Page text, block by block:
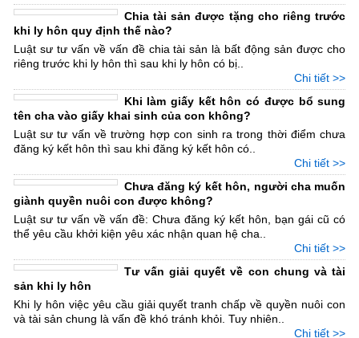
Chia tài sản được tặng cho riêng trước
khi ly hôn quy định thế nào?
Luật sư tư vấn về vấn đề chia tài sản là bất động sản được cho
riêng trước khi ly hôn thì sau khi ly hôn có bị..
Chi tiết >>
Khi làm giấy kết hôn có được bổ sung
tên cha vào giấy khai sinh của con không?
Luật sư tư vấn về trường hợp con sinh ra trong thời điểm chưa
đăng ký kết hôn thì sau khi đăng ký kết hôn có..
Chi tiết >>
Chưa đăng ký kết hôn, người cha muốn
giành quyền nuôi con được không?
Luật sư tư vấn về vấn đề: Chưa đăng ký kết hôn, bạn gái cũ có
thể yêu cầu khởi kiện yêu xác nhận quan hệ cha..
Chi tiết >>
Tư vấn giải quyết về con chung và tài
sản khi ly hôn
Khi ly hôn việc yêu cầu giải quyết tranh chấp về quyền nuôi con
và tài sản chung là vấn đề khó tránh khỏi. Tuy nhiên..
Chi tiết >>